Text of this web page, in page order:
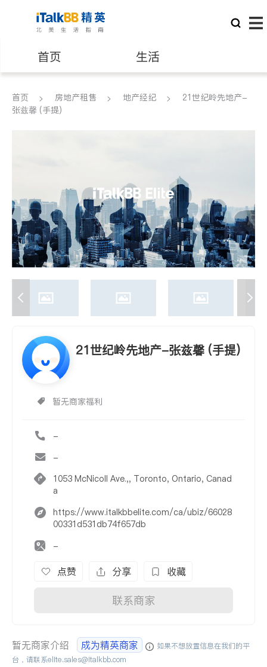
首页 生活
医生 律师
建筑装修
首页 房地产租售 地产经纪
21世纪岭先地产-
张兹馨 (手提)
21世纪岭先地产-张兹馨 (手提)
暂无商家福利
-
-
1053 McNicoll Ave.,, Toronto, Ontario, Canad
a
https://www.italkbbelite.com/ca/ubiz/66028
00331d531db74f657db
-
点赞 分享 收藏
联系商家
暂无商家介绍 成为精英商家
如果不想放置信息在我们的平
台，请联系elite.sales@italkbb.com